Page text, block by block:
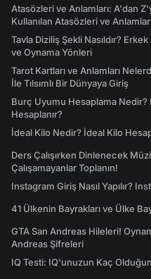
Atasözleri ve Anlamları: A'dan
Kullanılan Atasözleri ve
Tavla Diziliş Şekli Nasıldır?
ve Oynama Yönleri
Tarot Kartları ve Anlamları
İle Tılsımlı Bir Dünyaya Giriş
Burç Uyumu Hesaplama Nedir?
Hesaplanır?
İdeal Kilo Nedir? İdeal Kilo
Ders Çalışırken Dinlenecek
Çalışamayanlar Toplanın!
Instagram Giriş Nasıl Yapılır?
41 Ülkenin Bayrakları ve Ülke
GTA San Andreas Hileleri!
Andreas Şifreleri
IQ Testi: IQ'unuzun Kaç